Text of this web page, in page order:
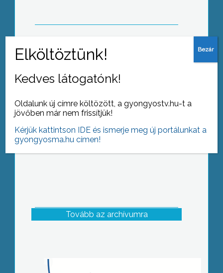
Sportiskola az alsó tagozatos diákok
részére Mikulás úszóversenyt
rendezett, ahol megmutatták
úszótehetségüket a tanulók
Tovább az archívumra
Kedves látogatónk!
Oldalunk új címre költözött, a gyongyostv.hu-t a
jövőben már nem frissítjük!
Kérjük kattintson IDE és ismerje meg új portálunkat a
gyongyosma.hu címen!